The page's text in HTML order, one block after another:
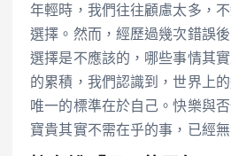
年輕時，我們往往顧慮太多，
選擇。然而，經歷過幾次錯誤
選擇是不應該的，哪些事情其
的累積，我們認識到，世界上
唯一的標準在於自己。快樂與
寶貴其實不需在乎的事，已經